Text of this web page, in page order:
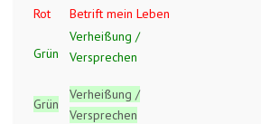
Rot
Betrift mein Leben
Grün
Verheißung /
Versprechen
Grün
Verheißung /
Versprechen